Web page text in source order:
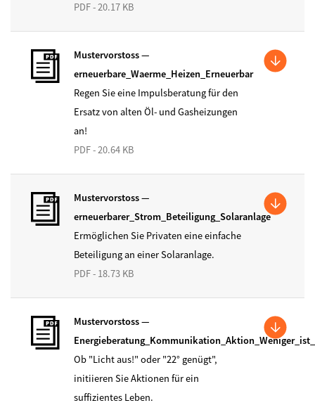
PDF - 20.17 KB
Mustervorstoss —
erneuerbare_Waerme_Heizen_Erneuerbar
Regen Sie eine Impulsberatung für den
Ersatz von alten Öl- und Gasheizungen
an!
PDF - 20.64 KB
Mustervorstoss —
erneuerbarer_Strom_Beteiligung_Solaranlage
Ermöglichen Sie Privaten eine einfache
Beteiligung an einer Solaranlage.
PDF - 18.73 KB
Mustervorstoss —
Ob "Licht aus!" oder "22° genügt",
initiieren Sie Aktionen für ein
suffizientes Leben.